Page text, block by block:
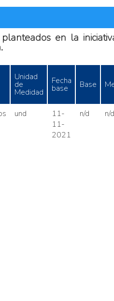
en la
Unidad
de
Medidad
Fecha
base Base
und
11-
11-
2021
n/d n/d